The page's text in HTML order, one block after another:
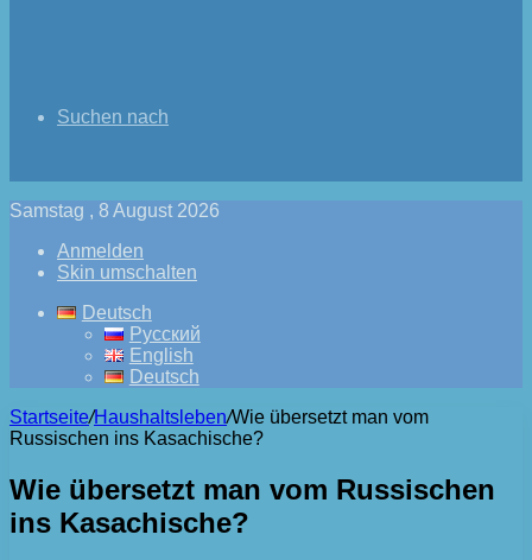
Suchen nach
Samstag , 8 August 2026
Anmelden
Skin umschalten
Deutsch
Русский
English
Deutsch
Startseite/Haushaltsleben/Wie übersetzt man vom
Russischen ins Kasachische?
Wie übersetzt man vom Russischen
ins Kasachische?